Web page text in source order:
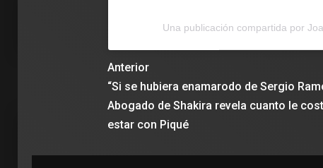
Una publicación compartida por
Anterior
“Si se hubiera enamarodo de Sergio
Abogado de Shakira revela cuanto le
estar con Piqué